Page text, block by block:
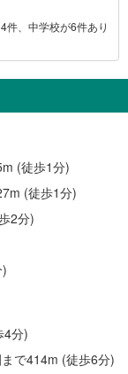
件、中学校が6件あり
(徒歩1分)
(徒歩1分)
2分)
4分)
で414m (徒歩6分)